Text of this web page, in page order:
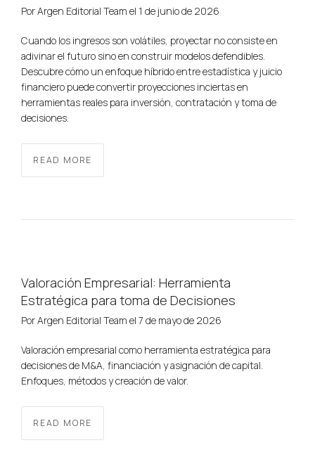
PorArgen Editorial Team el 1 de junio de 2026
Cuando los ingresos son volátiles, proyectar no consiste en
adivinar el futuro sino en construir modelos defendibles.
Descubre cómo un enfoque híbrido entre estadística y juicio
financiero puede convertir proyecciones inciertas en
herramientas reales para inversión, contratación y toma de
decisiones.
READ MORE
Valoración Empresarial: Herramienta
Estratégica para toma de Decisiones
PorArgen Editorial Team el 7 de mayo de 2026
Valoración empresarial como herramienta estratégica para
decisiones de M&A, financiación y asignación de capital.
Enfoques, métodos y creación de valor.
READ MORE